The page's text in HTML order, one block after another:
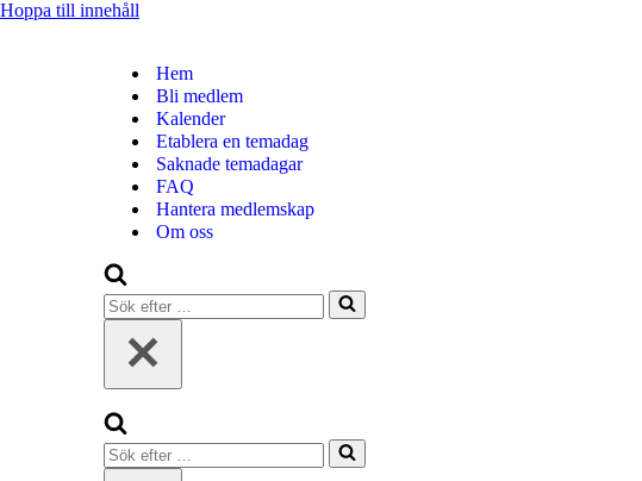
Hoppa till innehåll
Hem
Bli medlem
Kalender
Etablera en temadag
Saknade temadagar
FAQ
Hantera medlemskap
Om oss
Sök
efter
Sök
efter
14 februari
Den 14 februari 2027 är det
Alla hjärtebarns dag
Fira temadagar med stil - kolla in våra temadagsprodukter!
överraskning till dig själv. Upptäck sortimentet och hitta din nya favorit.